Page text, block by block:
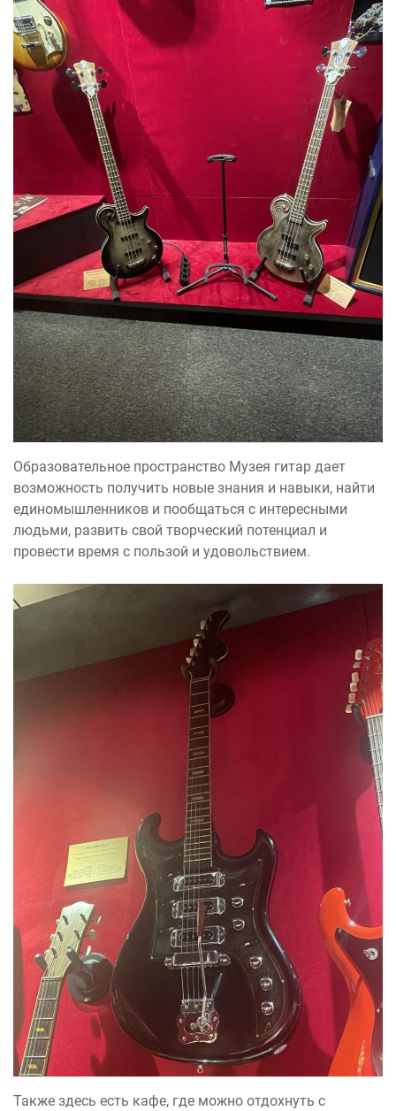
Образовательное пространство Музея гитар дает
возможность получить новые знания и навыки, найти
единомышленников и пообщаться с интересными
людьми, развить свой творческий потенциал и
провести время с пользой и удовольствием.
Также здесь есть кафе, где можно отдохнуть с